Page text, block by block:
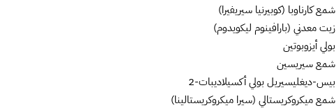
شمع كارناوبا (كوبيرنيا سيريفيرا)
زيت معدني (بارافينوم ليكويدوم)
بولي أيزوبوتين
شمع سيريسين
بيس-ديغليسيريل بولي أكسيلاديبات-2
شمع ميكروكريستالي (سيرا ميكروكريستالينا)